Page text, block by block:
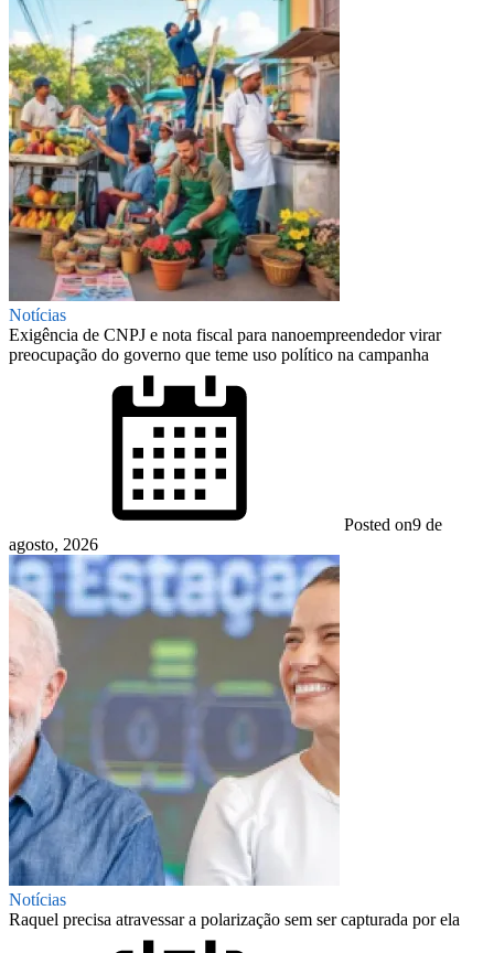
Notícias
Exigência de CNPJ e nota fiscal para nanoempreendedor virar
preocupação do governo que teme uso político na campanha
Posted on9 de
agosto, 2026
Notícias
Raquel precisa atravessar a polarização sem ser capturada por ela